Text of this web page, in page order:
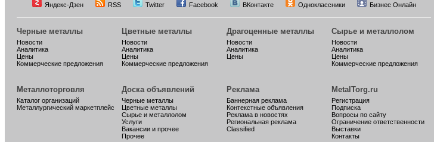
Яндекс-Дзен RSS Twitter Facebook ВКонтакте Одноклассники Бизнес Онлайн
Черные металлы
Новости
Аналитика
Цены
Коммерческие предложения
Цветные металлы
Новости
Аналитика
Цены
Коммерческие предложения
Драгоценные металлы
Новости
Аналитика
Цены
Сырье и металлолом
Новости
Аналитика
Цены
Коммерческие предложения
Металлоторговля
Каталог организаций
Металлургический маркетплейс
Доска объявлений
Черные металлы
Цветные металлы
Сырье и металлолом
Услуги
Вакансии и прочее
Прочее
Реклама
Баннерная реклама
Контекстные объявления
Реклама в новостях
Региональная реклама
Classified
MetalTorg.ru
Регистрация
Подписка
Вопросы по сайту
Ограничение ответственности
Выставки
Контакты